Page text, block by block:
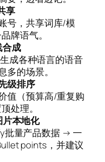
享
号，共享词库/模
牌语气。
合成
成各种语言的语音
多的场景。
级排序
值（预算高/重复购
处理。
本地化
批量产品数据 → 一
points，并建议